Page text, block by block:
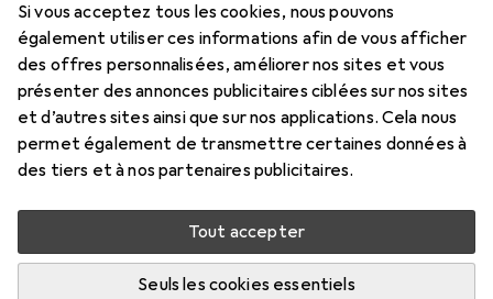
Si vous acceptez tous les cookies, nous pouvons
également utiliser ces informations afin de vous afficher
des offres personnalisées, améliorer nos sites et vous
présenter des annonces publicitaires ciblées sur nos sites
et d’autres sites ainsi que sur nos applications. Cela nous
permet également de transmettre certaines données à
des tiers et à nos partenaires publicitaires.
Tout accepter
Seuls les cookies essentiels
compatible avec une multitude d'appareils. Il n'est
pas nécessaire de
plus
C'est ce que pensent les clients i
Pro
Petit mais costaud
Contre
Pas de boucle pour sécuriser